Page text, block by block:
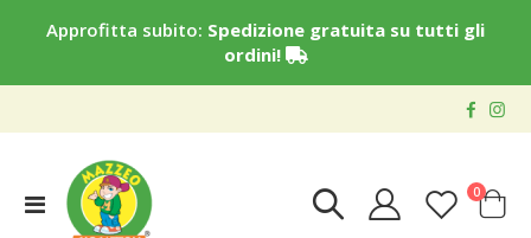
Approfitta subito: Spedizione gratuita su tutti gli
ordini!
Toggle
Nav
Cart
0elementi